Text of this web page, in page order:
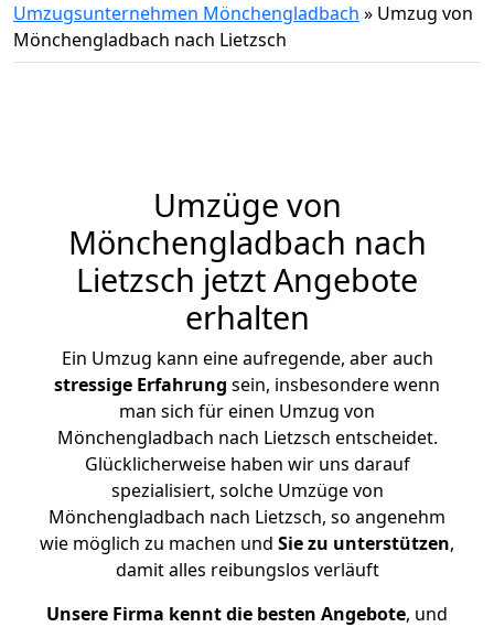
Umzugsunternehmen Mönchengladbach » Umzug von
Mönchengladbach nach Lietzsch
Umzüge von
Mönchengladbach nach
Lietzsch jetzt Angebote
erhalten
Ein Umzug kann eine aufregende, aber auch
stressige Erfahrung sein, insbesondere wenn
man sich für einen Umzug von
Mönchengladbach nach Lietzsch entscheidet.
Glücklicherweise haben wir uns darauf
spezialisiert, solche Umzüge von
Mönchengladbach nach Lietzsch, so angenehm
wie möglich zu machen und Sie zu unterstützen,
damit alles reibungslos verläuft
Unsere Firma kennt die besten Angebote, und